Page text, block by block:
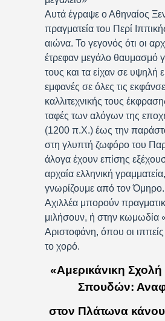
Αυτά έγραψε ο Αθηναίος
πραγματεία του Περί
αιώνα. Το γεγονός ότι οι
έτρεφαν μεγάλο θαυμασμό
τους και τα είχαν σε υψηλή
εμφανές σε όλες τις
καλλιτεχνικής τους
ταφές των αλόγων της
(1200 π.Χ.) έως την
στη γλυπτή ζωφόρο του
άλογα έχουν επίσης
αρχαία ελληνική
γνωρίζουμε από τον
Αχιλλέα μπορούν
μιλήσουν, ή στην κωμωδία
Αριστοφάνη, όπου οι
το χορό.
«Αμερικάνικη
Σπουδών:
στον Πλάτωνα